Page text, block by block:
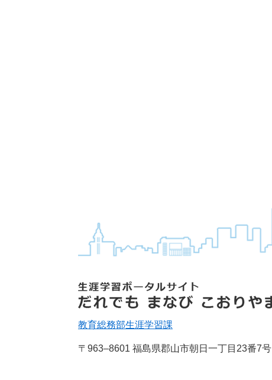
教育総務部生涯学習課
〒963‒8601 福島県郡山市朝日一丁目23番7号